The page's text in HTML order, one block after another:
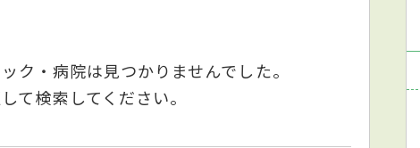
ク・病院は見つかりませんでした。
て検索してください。